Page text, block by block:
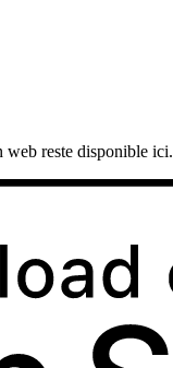
web reste disponible ici.